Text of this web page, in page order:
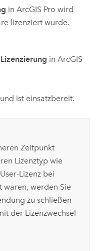
in ArcGIS Pro wird
lizenziert wurde.
Lizenzierung in ArcGIS
ist einsatzbereit.
Zeitpunkt
Lizenztyp wie
Lizenz bei
waren, werden Sie
zu schließen
der Lizenzwechsel